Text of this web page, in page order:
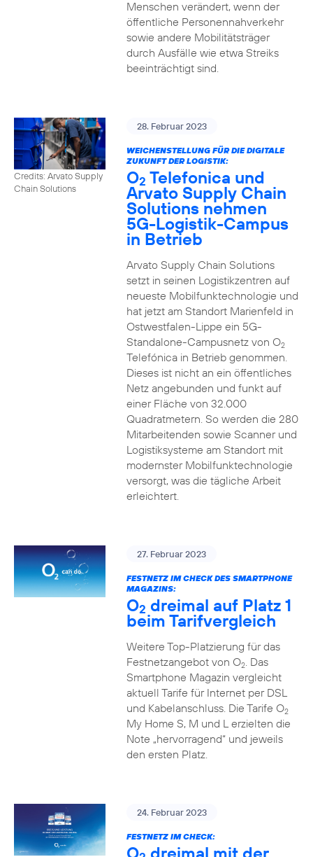
Menschen verändert, wenn der
öffentliche Personennahverkehr
sowie andere Mobilitätsträger
durch Ausfälle wie etwa Streiks
beeinträchtigt sind.
Credits: Arvato Supply
Chain Solutions
28. Februar 2023
WEICHENSTELLUNG FÜR DIE DIGITALE
ZUKUNFT DER LOGISTIK:
O2 Telefonica und
Arvato Supply Chain
Solutions nehmen
5G-Logistik-Campus
in Betrieb
Arvato Supply Chain Solutions
setzt in seinen Logistikzentren auf
neueste Mobilfunktechnologie und
hat jetzt am Standort Marienfeld in
Ostwestfalen-Lippe ein 5G-
Standalone-Campusnetz von O2
Telefónica in Betrieb genommen.
Dieses ist nicht an ein öffentliches
Netz angebunden und funkt auf
einer Fläche von 32.000
Quadratmetern. So werden die 280
Mitarbeitenden sowie Scanner und
Logistiksysteme am Standort mit
modernster Mobilfunktechnologie
versorgt, was die tägliche Arbeit
erleichtert.
27. Februar 2023
FESTNETZ IM CHECK DES SMARTPHONE
MAGAZINS:
O2 dreimal auf Platz 1
beim Tarifvergleich
Weitere Top-Platzierung für das
Festnetzangebot von O2. Das
Smartphone Magazin vergleicht
aktuell Tarife für Internet per DSL
und Kabelanschluss. Die Tarife O2
My Home S, M und L erzielten die
Note „hervorragend“ und jeweils
den ersten Platz.
24. Februar 2023
FESTNETZ IM CHECK:
O dreimal mit der